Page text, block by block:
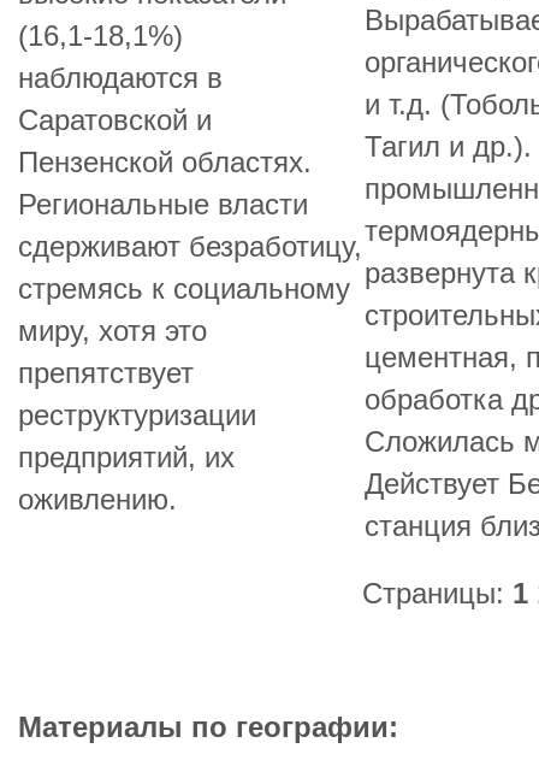
(16,1-18,1%)
наблюдаются в
Саратовской и
Пензенской областях.
Региональные власти
сдерживают безработицу,
стремясь к социальному
миру, хотя это
препятствует
реструктуризации
предприятий, их
оживлению.
и т.д.
Тагил и
развернута
цементная,
обработка
Сложилась
Действует
станция
Страницы: 1
Материалы по географии: